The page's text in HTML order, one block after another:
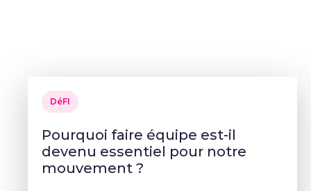
DéFI
Pourquoi faire équipe est-il
devenu essentiel pour notre
mouvement ?